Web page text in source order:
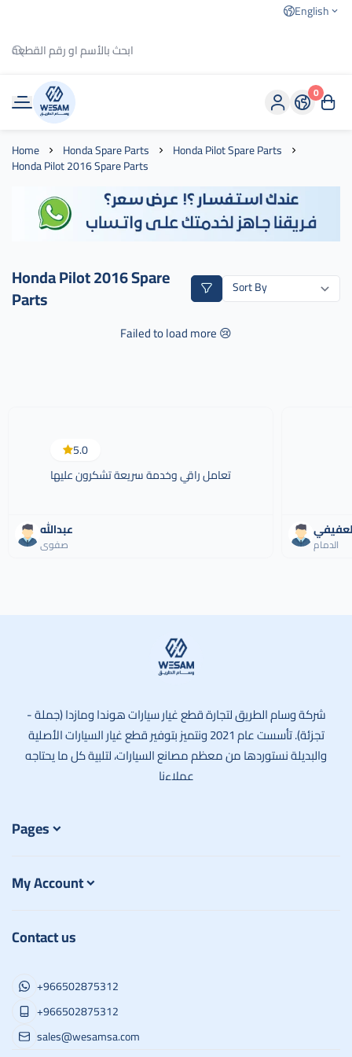
English
وسام الطريق
0
Home Honda Spare Parts Honda Pilot Spare Parts
Honda Pilot 2016 Spare Parts
Honda Pilot 2016 Spare
Parts
Failed to load more 😢
5.0
تعامل راقي وخدمة سريعة تشكرون عليها
عبدالله
صفوى الدمام
شركة وسام الطريق لتجارة قطع غيار سيارات هوندا ومازدا (جملة -
تجزئة). تأسست عام 2021 ونتميز بتوفير قطع غيار السيارات الأصلية
والبديلة نستوردها من معظم مصانع السيارات، لتلبية كل ما يحتاجه
عملاءنا
Pages
My Account
Contact us
+966502875312
+966502875312
sales@wesamsa.com